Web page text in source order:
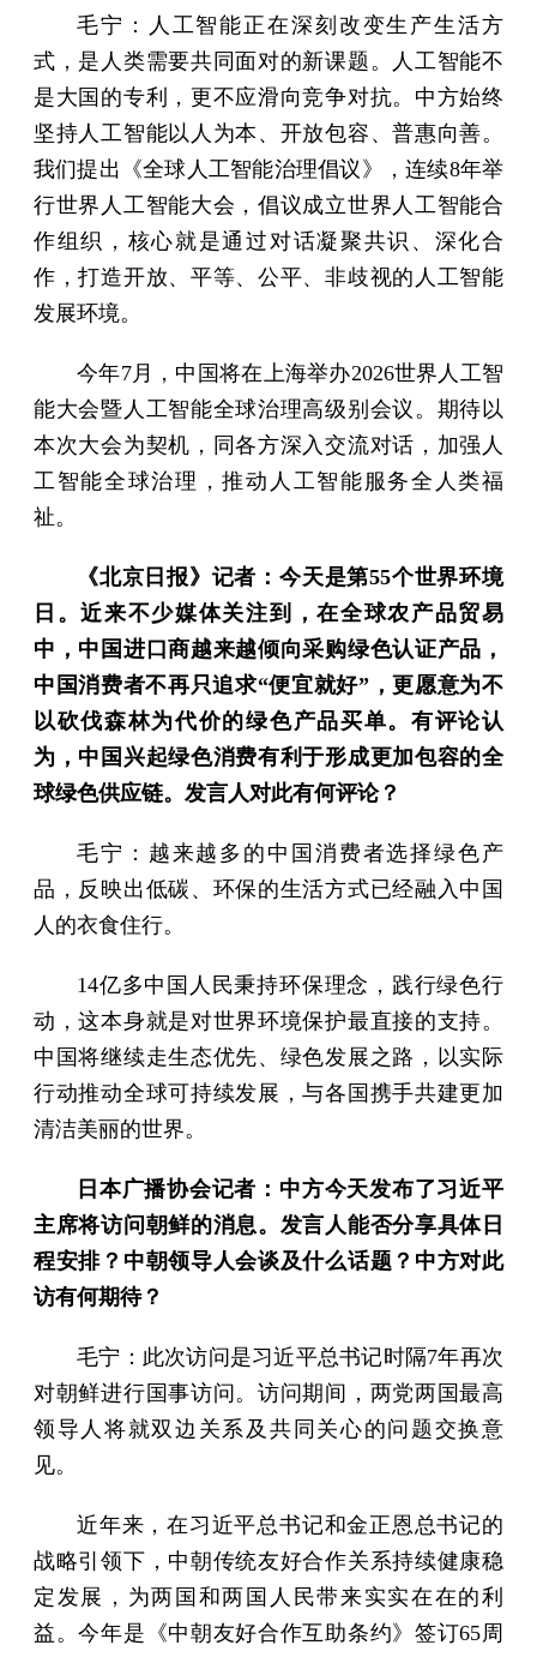
毛宁：人工智能正在深刻改变生产生活方
式，是人类需要共同面对的新课题。人工智能不
是大国的专利，更不应滑向竞争对抗。中方始终
坚持人工智能以人为本、开放包容、普惠向善。
我们提出《全球人工智能治理倡议》，连续8年举
行世界人工智能大会，倡议成立世界人工智能合
作组织，核心就是通过对话凝聚共识、深化合
作，打造开放、平等、公平、非歧视的人工智能
发展环境。
今年7月，中国将在上海举办2026世界人工智
能大会暨人工智能全球治理高级别会议。期待以
本次大会为契机，同各方深入交流对话，加强人
工智能全球治理，推动人工智能服务全人类福
祉。
《北京日报》记者：今天是第55个世界环境
日。近来不少媒体关注到，在全球农产品贸易
中，中国进口商越来越倾向采购绿色认证产品，
中国消费者不再只追求“便宜就好”，更愿意为不
以砍伐森林为代价的绿色产品买单。有评论认
为，中国兴起绿色消费有利于形成更加包容的全
球绿色供应链。发言人对此有何评论？
毛宁：越来越多的中国消费者选择绿色产
品，反映出低碳、环保的生活方式已经融入中国
人的衣食住行。
14亿多中国人民秉持环保理念，践行绿色行
动，这本身就是对世界环境保护最直接的支持。
中国将继续走生态优先、绿色发展之路，以实际
行动推动全球可持续发展，与各国携手共建更加
清洁美丽的世界。
日本广播协会记者：中方今天发布了习近平
主席将访问朝鲜的消息。发言人能否分享具体日
程安排？中朝领导人会谈及什么话题？中方对此
访有何期待？
毛宁：此次访问是习近平总书记时隔7年再次
对朝鲜进行国事访问。访问期间，两党两国最高
领导人将就双边关系及共同关心的问题交换意
见。
近年来，在习近平总书记和金正恩总书记的
战略引领下，中朝传统友好合作关系持续健康稳
定发展，为两国和两国人民带来实实在在的利
益。今年是《中朝友好合作互助条约》签订65周